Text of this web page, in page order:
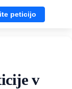
peticijo
v